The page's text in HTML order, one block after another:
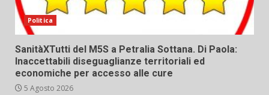
Politica
SanitàXTutti del M5S a Petralia Sottana. Di Paola:
Inaccettabili diseguaglianze territoriali ed
economiche per accesso alle cure
5 Agosto 2026